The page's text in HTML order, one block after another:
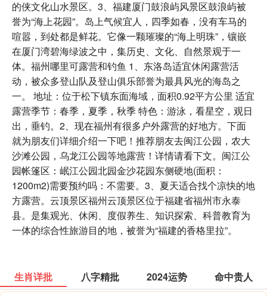
的侠文化山水景区。3、福建厦门鼓浪屿风景区鼓浪屿被
誉为“海上花园”。岛上气候宜人，四季如春，没有车马的
喧嚣，到处都是鲜花。它像一颗璀璨的“海上明珠”，镶嵌
在厦门湾碧海绿波之中，集历史、文化、自然景观于一
体。福州哪里可露营和钓鱼 1、东洛岛适宜休闲露营活
动，被众多登山队及登山俱乐部誉为最具风光的海岛之
一。 地址：位于松下镇东面海域，面积0.92平方公里 适宜
露营季节：春季，夏季，秋季 特色：游泳，看星空，观日
出，垂钓。2、现在福州有很多户外露营的好地方。下面
就为朋友们详细介绍一下吧！推荐朋友去闽江公园，农大
沙滩公园，乌龙江公园等地露营！详情请看下文。闽江公
园帐篷区：岷江公园北园金沙花园东侧硬地(面积：
1200m2)需要预约吗：不需要。3、夏天适合找个凉快的地
方露营。云顶景区福州云顶景区位于福建省福州市永泰
县。是集观光、休闲、度假养生、知识探索、科普教育为
一体的综合性旅游目的地，被誉为“福建的香格里拉”。
生肖详批 八字精批 2024运势 命中贵人